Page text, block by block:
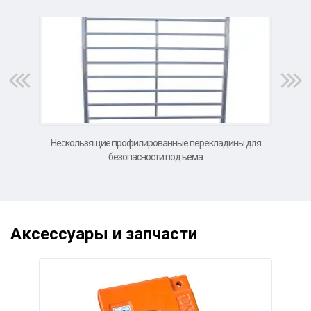
Нескользящие профилированные перекладины для
безопасности подъема
Аксессуары и запчасти